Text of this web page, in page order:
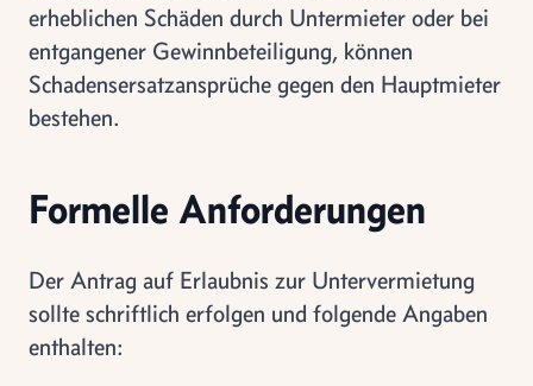
erheblichen Schäden durch Untermieter oder bei
entgangener Gewinnbeteiligung, können
Schadensersatzansprüche gegen den Hauptmieter
bestehen.
Formelle Anforderungen
Der Antrag auf Erlaubnis zur Untervermietung
sollte schriftlich erfolgen und folgende Angaben
enthalten: